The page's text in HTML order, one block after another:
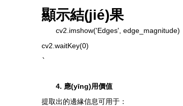
顯示結(jié)果
cv2.imshow('Edges', edge_magnitude)
cv2.waitKey(0)
`
4. 應(yīng)用價值
提取出的邊緣信息可用于：